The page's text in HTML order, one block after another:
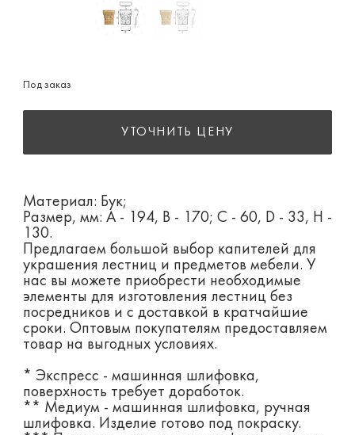
Под заказ
УТОЧНИТЬ ЦЕНУ
Материал: Бук;
Размер, мм: А - 194, B - 170; С - 60, D - 33, Н -
130.
Предлагаем большой выбор капителей для
украшения лестниц и предметов мебели. У
нас вы можете приобрести необходимые
элементы для изготовления лестниц без
посредников и с доставкой в кратчайшие
сроки. Оптовым покупателям предоставляем
товар на выгодных условиях.
* Экспресс - машинная шлифовка,
поверхность требует доработок.
** Медиум - машинная шлифовка, ручная
шлифовка. Изделие готово под покраску.